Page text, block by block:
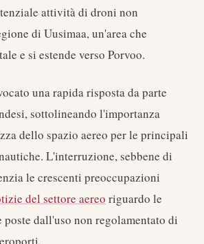
attività di droni non
di Uusimaa, un'area che
e si estende verso Porvoo.
una rapida risposta da parte
sottolineando l'importanza
dello spazio aereo per le principali
L'interruzione, sebbene di
le crescenti preoccupazioni
del settore aereo riguardo le
dall'uso non regolamentato di